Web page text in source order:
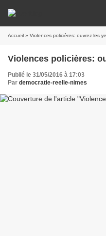
Accueil » Violences policières: ouvrez les
Violences policières:
Publié le 31/05/2016 à 17:03
Par democratie-reelle-nimes